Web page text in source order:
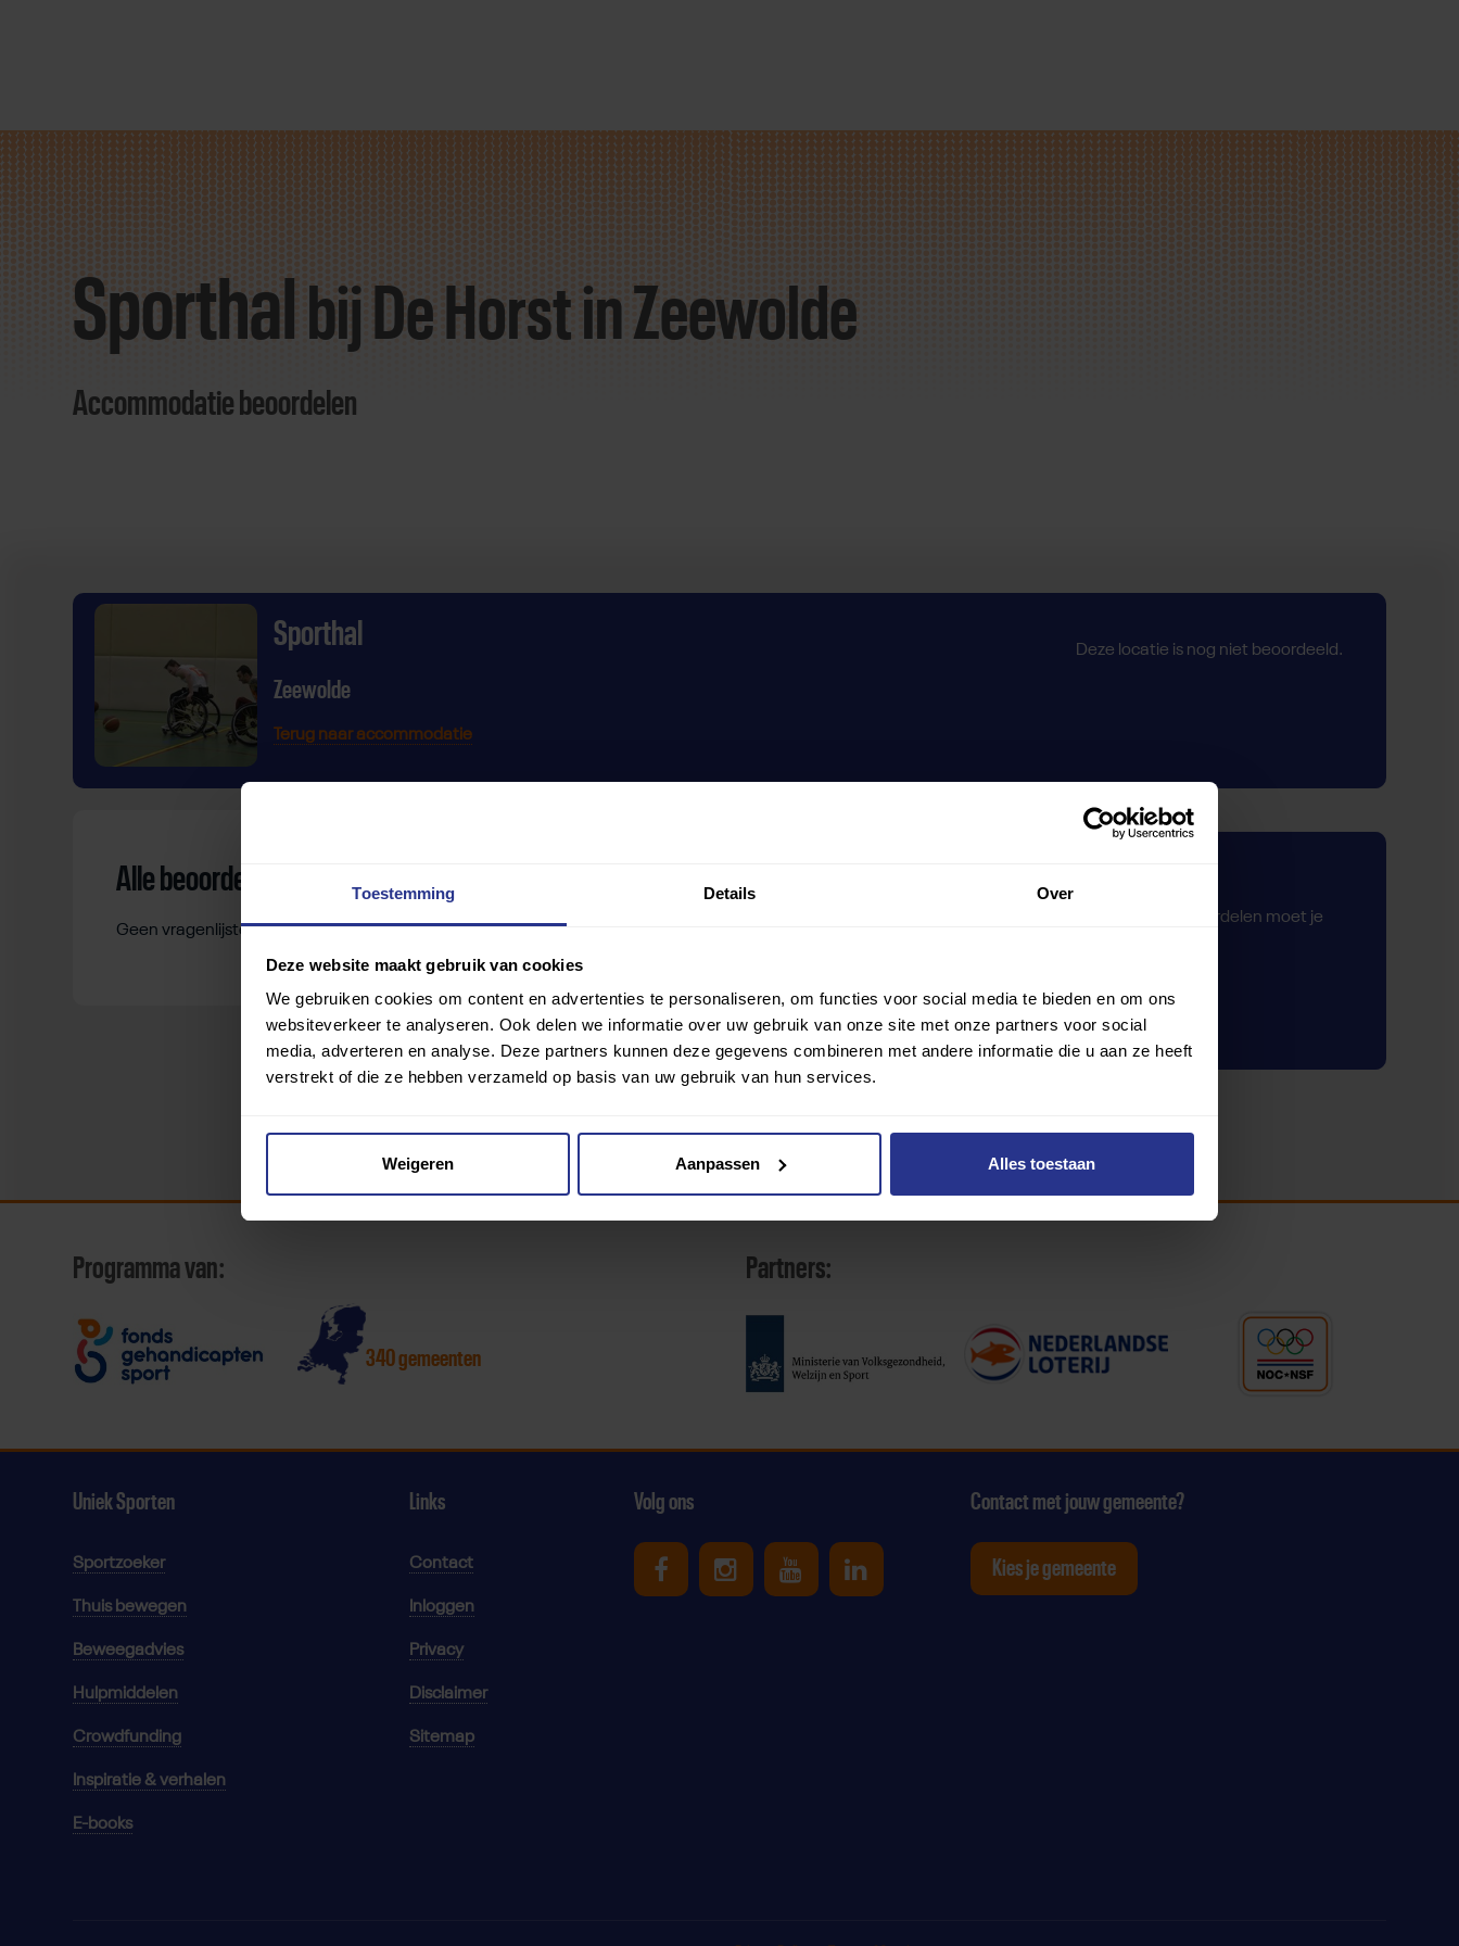
Toestemming Details Over
Deze website maakt gebruik van cookies
We gebruiken cookies om content en advertenties te personaliseren, om functies voor social media te bieden en om ons
websiteverkeer te analyseren. Ook delen we informatie over uw gebruik van onze site met onze partners voor social
media, adverteren en analyse. Deze partners kunnen deze gegevens combineren met andere informatie die u aan ze heeft
verstrekt of die ze hebben verzameld op basis van uw gebruik van hun services.
Weigeren Aanpassen Alles toestaan
Direct
door
contentSporthal bij De Horstin Zeewolde
Accommodatie beoordelen
Sporthal
Zeewolde
Terug naar accommodatie
Deze locatie is nog niet beoordeeld.
Alle beoordelingen
Geen vragenlijsten gevonden.
Om deze sportruimte te beoordelen moet je
Inloggen
Programma van:
340 gemeenten
Partners:
Uniek Sporten
Sportzoeker
Thuis bewegen
Beweegadvies
Hulpmiddelen
Crowdfunding
Inspiratie & verhalen
E-books
Links
Contact
Inloggen
Privacy
Disclaimer
Sitemap
Volg ons
Uniek Sporten op Facebook
Uniek Sporten op Instagram
Uniek Sporten op Youtube
Uniek Sporten op Linkedin
Contact met jouw gemeente?
Kies je gemeente